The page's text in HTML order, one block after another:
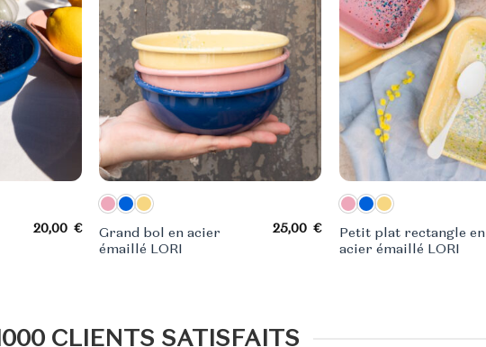
20,00 €
Grand bol en acier
émaillé LORI
25,00 €
Petit plat rectangle en
acier émaillé LORI
CLIENTS SATISFAITS